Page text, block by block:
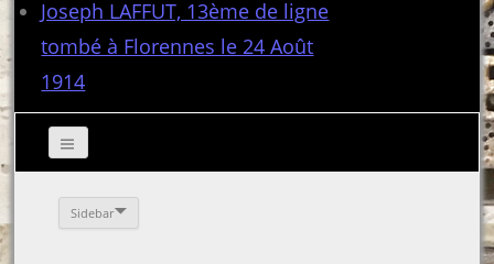
Joseph LAFFUT, 13ème de ligne
tombé à Florennes le 24 Août
1914
Sidebar